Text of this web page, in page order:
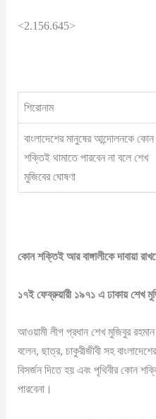
<2.156.645>
শিরোনাম
বাংলাদেশের মানুষের আন্দোলনকে কোন
শক্তিই থামাতে পারবেন না বলে শেখ
মুজিবের ঘোষণা
কোন শক্তিই আর বাঙ্গালীকে দাবায়া
১৭ই ফেব্রুয়ারী ১৯৭১ এ ঢাকায় শেখ
আওয়ামী লীগ প্রধান শেখ মুজিবুর
বলেন, ছাত্র, চাকুরীজীবী সহ
বিসর্জন দিতে হয় এবং পৃথিবীর কোন
পারবেনা।